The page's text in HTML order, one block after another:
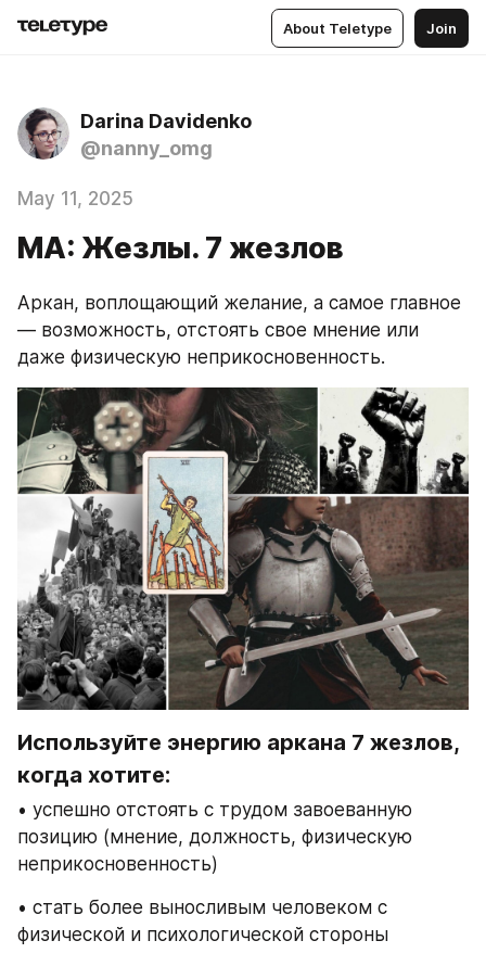
About Teletype Join
Darina Davidenko
@nanny_omg
May 11, 2025
МА: Жезлы. 7 жезлов
Аркан, воплощающий желание, а самое главное
— возможность, отстоять свое мнение или
даже физическую неприкосновенность.
Используйте энергию аркана 7 жезлов,
когда хотите:
• успешно отстоять с трудом завоеванную
позицию (мнение, должность, физическую
неприкосновенность)
• стать более выносливым человеком с
физической и психологической стороны